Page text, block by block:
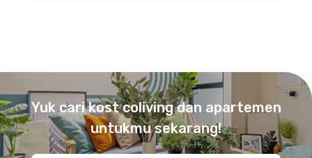
Yuk cari kost coliving dan apartemen
untukmu sekarang!